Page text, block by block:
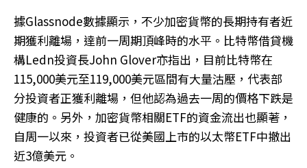
據Glassnode數據顯示，不少加密貨幣的長期持有者近
期獲利離場，達前一周期頂峰時的水平。比特幣借貸機
構Ledn投資長John Glover亦指出，目前比特幣在
115,000美元至119,000美元區間有大量沽壓，代表部
分投資者正獲利離場，但他認為過去一周的價格下跌是
健康的。另外，加密貨幣相關ETF的資金流出也顯著，
自周一以來，投資者已從美國上市的以太幣ETF中撤出
近3億美元。